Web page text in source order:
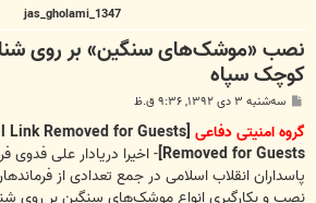
jas_gholami_1347
نصب «موشک‌های سنگین» بر روی
کوچک سپاه
ت
سه‌شنبه ۳ دی ۱۳۹۲, ۹:۳۶ ق.ظ
گروه امنیتی دفاعی [External Link Removed for Guests]
Removed for Guests] - اخیرا دریادار علی فدوی
پاسداران انقلاب اسلامی در جمع تعدادی از
نصب و بکارگیری انواع موشک‌های سنگین بر روی